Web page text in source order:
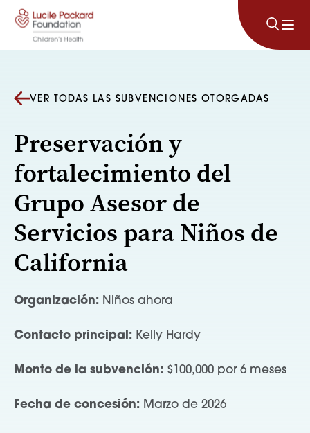
Saltar al contenido
VER TODAS LAS SUBVENCIONES OTORGADAS
Preservación y
fortalecimiento del
Grupo Asesor de
Servicios para Niños de
California
Organización: Niños ahora
Contacto principal: Kelly Hardy
Monto de la subvención: $100,000 por 6 meses
Fecha de concesión: Marzo de 2026